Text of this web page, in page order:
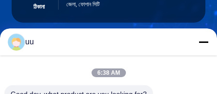
ঠিকানা
জেলা, ফোশান সিটি
uu
6:38 AM